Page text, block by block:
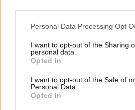
Personal Data Processing Opt
I want to opt-out of the Sharing
personal data.
Opted In
I want to opt-out of the Sale of
Personal Data.
Opted In